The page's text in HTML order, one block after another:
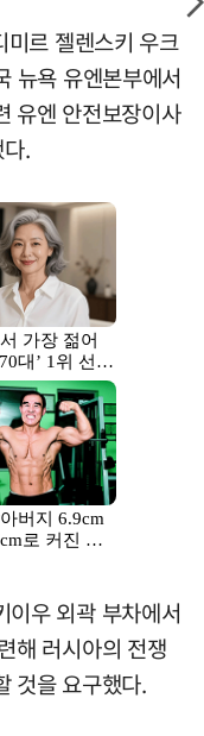
르 젤렌스키 우크
뉴욕 유엔본부에서
유엔 안전보장이사
.
이우 외곽 부차에서
해 러시아의 전쟁
것을 요구했다.